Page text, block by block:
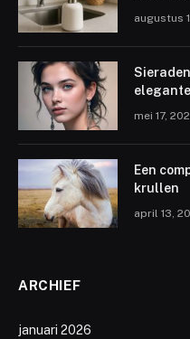
augustus
mei 17,
Een
krullen
april 13,
ARCHIEF
januari 2026